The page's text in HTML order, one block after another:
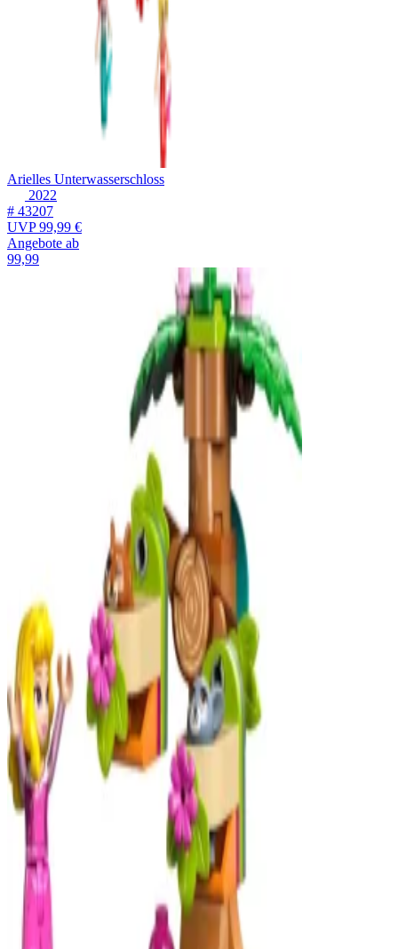
Arielles Unterwasserschloss
2022
# 43207
UVP99,99 €
Angebote ab
99,99